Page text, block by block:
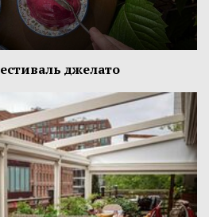
джелато